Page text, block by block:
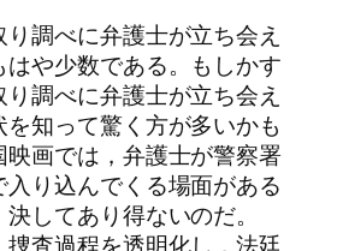
調べに弁護士が立ち会え
はや少数である。もしかす
調べに弁護士が立ち会え
知って驚く方が多いかも
映画では，弁護士が警察署
り込んでくる場面がある
してあり得ないのだ。